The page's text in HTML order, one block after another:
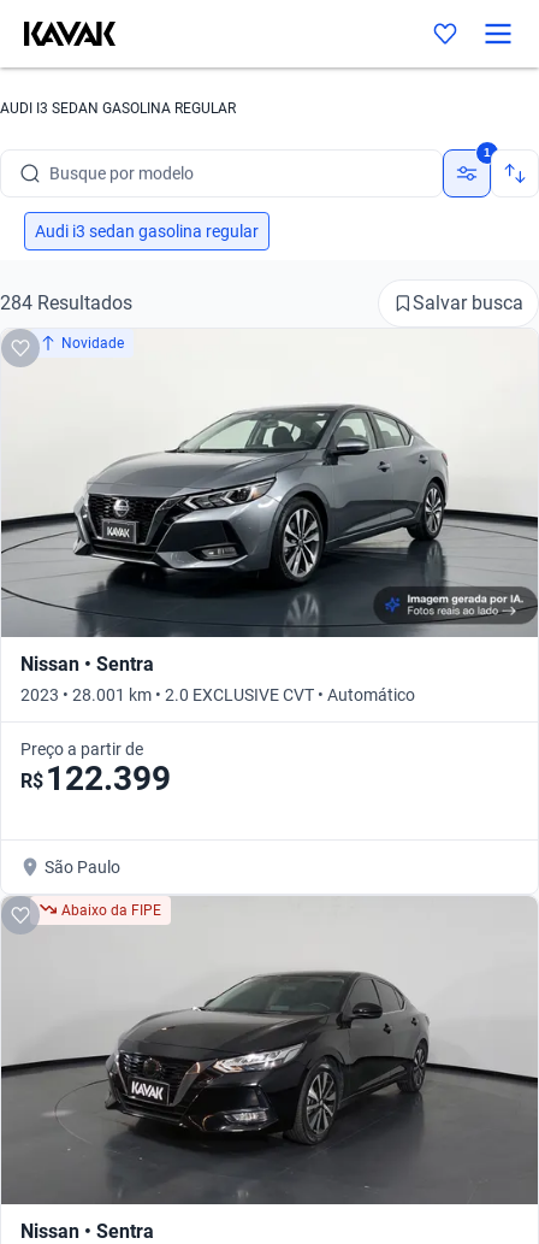
AUDI I3 SEDAN GASOLINA REGULAR
Busque por marca
Busque por versão
Busque por ano
Busque por modelo
1
Audi i3 sedan gasolina regular
284 Resultados Salvar busca
Novidade
Nissan • Sentra
2023 • 28.001 km • 2.0 EXCLUSIVE CVT • Automático
Preço a partir de
R$ 122.399
São Paulo
Abaixo da FIPE
Nissan • Sentra